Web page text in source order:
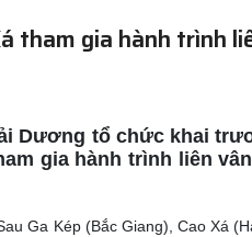
tham gia hành trình
Dương tổ chức khai
gia hành trình liên
Ga Kép (Bắc Giang), Cao Xá